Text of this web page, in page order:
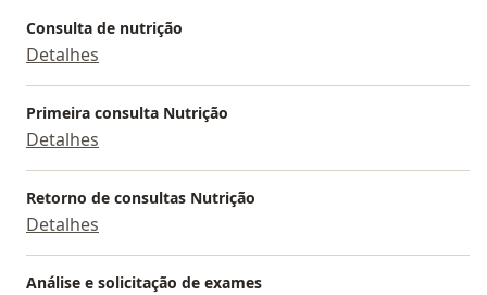
Consulta de nutrição
Detalhes
Primeira consulta Nutrição
Detalhes
Retorno de consultas Nutrição
Detalhes
Análise e solicitação de exames